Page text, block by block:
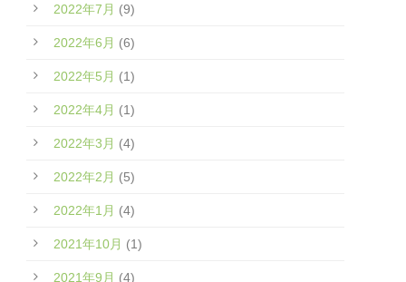
2022年7月 (9)
2022年6月 (6)
2022年5月 (1)
2022年4月 (1)
2022年3月 (4)
2022年2月 (5)
2022年1月 (4)
2021年10月 (1)
2021年9月 (4)